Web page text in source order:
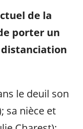
de la
porter un
le deuil son
sa nièce et